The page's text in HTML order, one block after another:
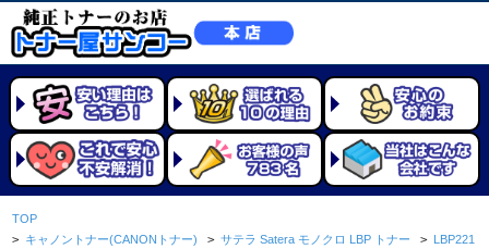
TOP
> キャノントナー(CANONトナー) > サテラ Satera モノクロ LBP トナー > LBP221